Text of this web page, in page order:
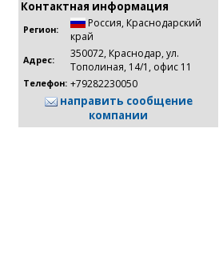
Контактная информация
Регион: Россия, Краснодарский
край
Адрес:
350072, Краснодар, ул.
Тополиная, 14/1, офис 11
Телефон: +79282230050
направить сообщение
компании